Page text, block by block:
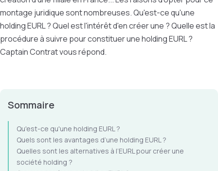
montage juridique sont nombreuses. Qu'est-ce qu'une
holding EURL ? Quel est l'intérêt d'en créer une ? Quelle est la
procédure à suivre pour constituer une holding EURL ?
Captain Contrat vous répond.
Sommaire
Qu'est-ce qu'une holding EURL ?
Quels sont les avantages d’une holding EURL ?
Quelles sont les alternatives à l’EURL pour créer une
société holding ?